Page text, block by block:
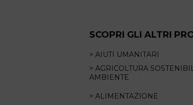
SCOPRI GLI ALTRI
> AIUTI UMANITARI
> AGRICOLTURA
AMBIENTE
> ALIMENTAZIONE